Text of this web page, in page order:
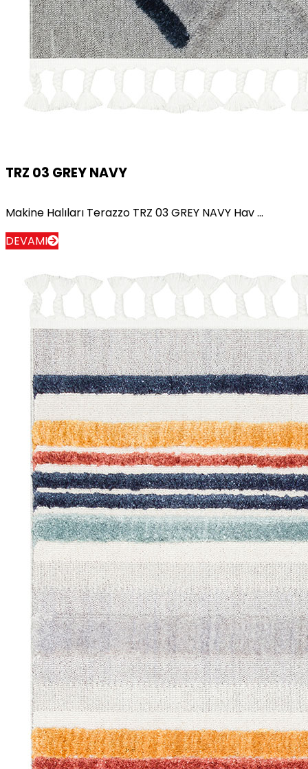
TRZ 03 GREY NAVY
Makine Halıları Terazzo TRZ 03 GREY NAVY Hav ...
DEVAMI